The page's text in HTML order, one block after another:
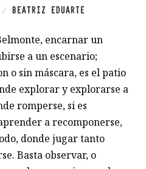
yo era fan de Lina
encarnar un
a un escenario;
o sin máscara, es el patio
explorar y explorarse a
romperse, si es